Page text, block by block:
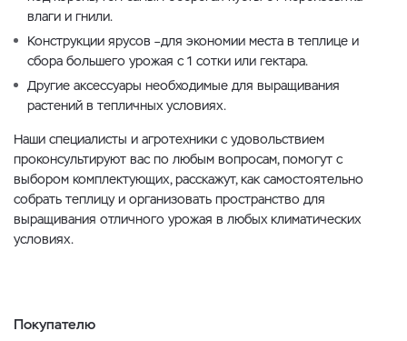
влаги и гнили.
Конструкции ярусов –для экономии места в теплице и
сбора большего урожая с 1 сотки или гектара.
Другие аксессуары необходимые для выращивания
растений в тепличных условиях.
Наши специалисты и агротехники с удовольствием
проконсультируют вас по любым вопросам, помогут с
выбором комплектующих, расскажут, как самостоятельно
собрать теплицу и организовать пространство для
выращивания отличного урожая в любых климатических
условиях.
Покупателю